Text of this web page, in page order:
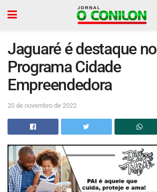
Jaguaré é destaque no
Programa Cidade
Empreendedora
20 de novembro de 2022